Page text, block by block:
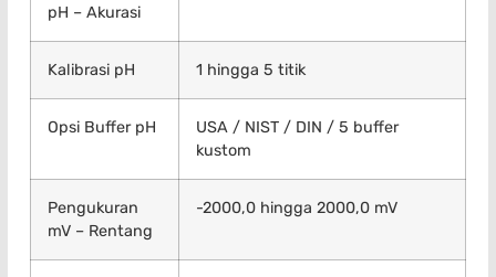
pH – Akurasi
Kalibrasi pH 1 hingga 5 titik
Opsi Buffer pH
USA / NIST / DIN / 5 buffer
kustom
Pengukuran
mV – Rentang
-2000,0 hingga 2000,0 mV